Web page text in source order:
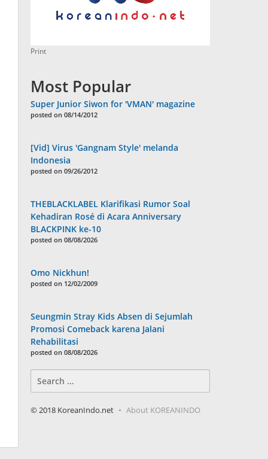
Print
Most Popular
Super Junior Siwon for 'VMAN' magazine
posted on 08/14/2012
[Vid] Virus 'Gangnam Style' melanda
Indonesia
posted on 09/26/2012
THEBLACKLABEL Klarifikasi Rumor Soal
Kehadiran Rosé di Acara Anniversary
BLACKPINK ke-10
posted on 08/08/2026
Omo Nickhun!
posted on 12/02/2009
Seungmin Stray Kids Absen di Sejumlah
Promosi Comeback karena Jalani
Rehabilitasi
posted on 08/08/2026
for:
© 2018 KoreanIndo.net About KOREANINDO